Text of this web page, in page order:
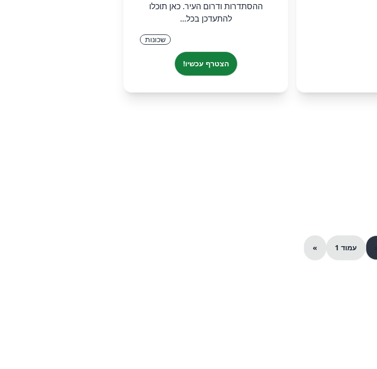
ההסתדרות ודרום העיר. כאן תוכלו
להתעדכן בכל...
שכונות
הצטרף עכשיו!
עמוד 1 »